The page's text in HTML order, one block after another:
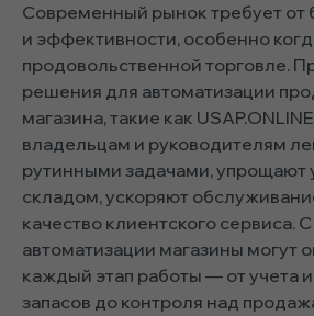
Современный рынок требует от
и эффективности, особенно
продовольственной торговле.
решения для автоматизации
магазина, такие как
владельцам и руководителям
рутинными задачами, упрощают
складом, ускоряют
качество клиентского сервиса.
автоматизации магазины могут
каждый этап работы — от учета
запасов до контроля над